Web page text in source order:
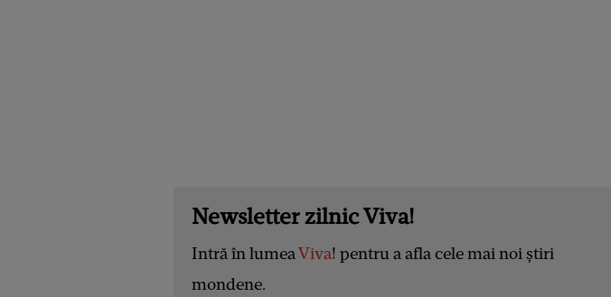
Newsletter zilnic Viva!
Intră în lumeaViva! pentru a afla cele mai noi știri
mondene.